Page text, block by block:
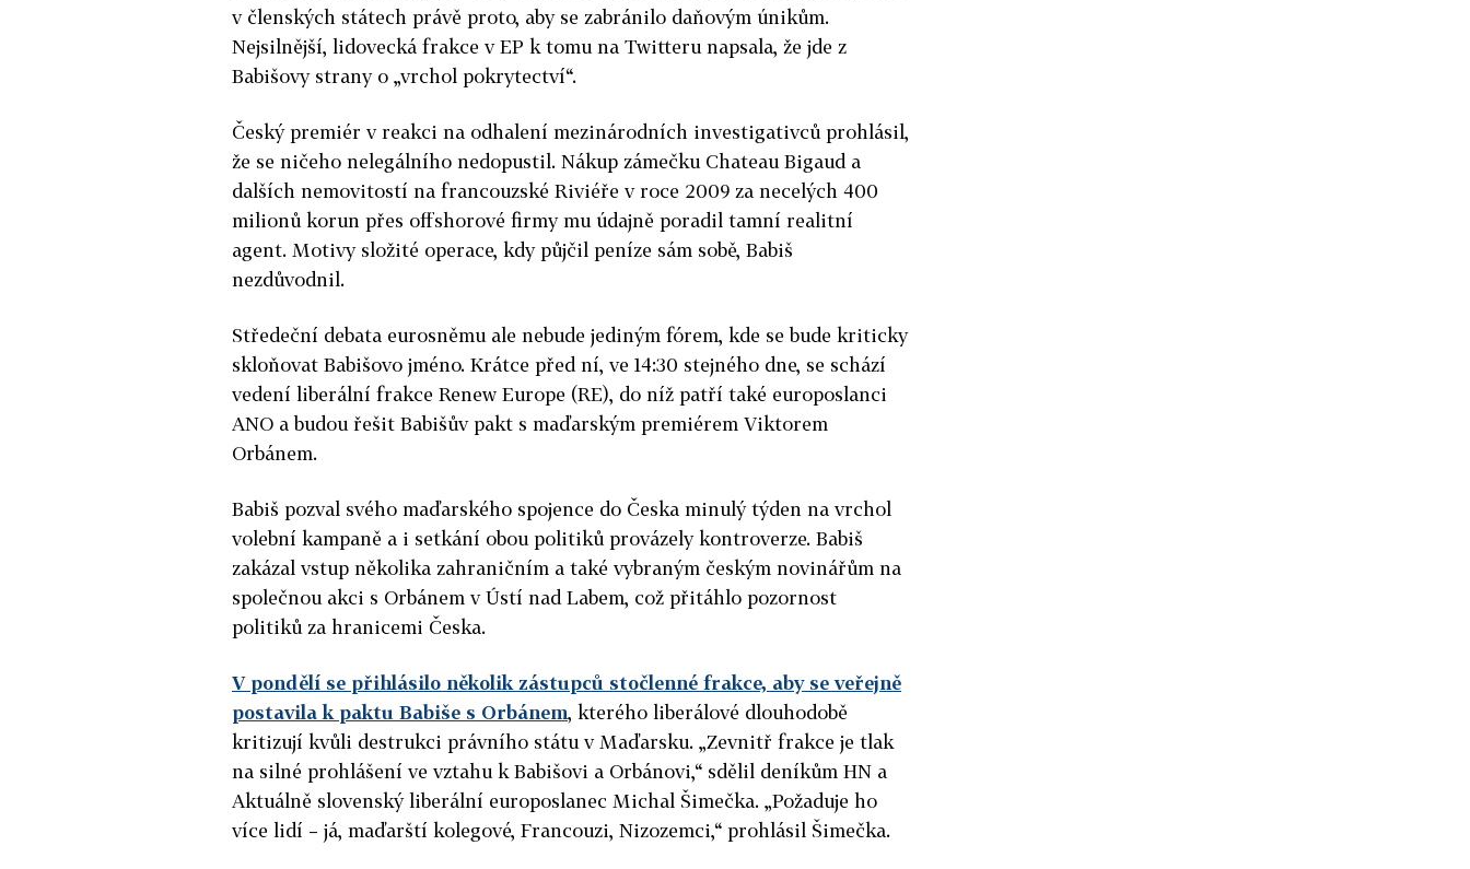
v členských státech právě proto, aby se zabránilo daňovým únikům.
Nejsilnější, lidovecká frakce v EP k tomu na Twitteru napsala, že jde z
Babišovy strany o „vrchol pokrytectví“.
Český premiér v reakci na odhalení mezinárodních investigativců prohlásil,
že se ničeho nelegálního nedopustil. Nákup zámečku Chateau Bigaud a
dalších nemovitostí na francouzské Riviéře v roce 2009 za necelých 400
milionů korun přes offshorové firmy mu údajně poradil tamní realitní
agent. Motivy složité operace, kdy půjčil peníze sám sobě, Babiš
nezdůvodnil.
Středeční debata eurosněmu ale nebude jediným fórem, kde se bude kriticky
skloňovat Babišovo jméno. Krátce před ní, ve 14:30 stejného dne, se schází
vedení liberální frakce Renew Europe (RE), do níž patří také europoslanci
ANO a budou řešit Babišův pakt s maďarským premiérem Viktorem
Orbánem.
Babiš pozval svého maďarského spojence do Česka minulý týden na vrchol
volební kampaně a i setkání obou politiků provázely kontroverze. Babiš
zakázal vstup několika zahraničním a také vybraným českým novinářům na
společnou akci s Orbánem v Ústí nad Labem, což přitáhlo pozornost
politiků za hranicemi Česka.
V pondělí se přihlásilo několik zástupců stočlenné frakce, aby se veřejně
postavila k paktu Babiše s Orbánem, kterého liberálové dlouhodobě
kritizují kvůli destrukci právního státu v Maďarsku. „Zevnitř frakce je tlak
na silné prohlášení ve vztahu k Babišovi a Orbánovi,“ sdělil deníkům HN a
Aktuálně slovenský liberální europoslanec Michal Šimečka. „Požaduje ho
více lidí – já, maďarští kolegové, Francouzi, Nizozemci,“ prohlásil Šimečka.